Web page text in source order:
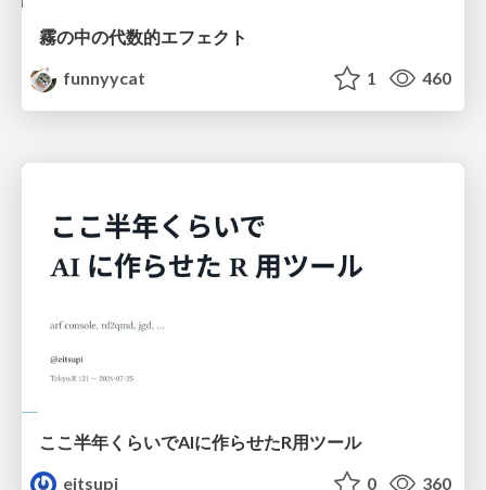
霧の中の代数的エフェクト
funnyycat
1 460
ここ半年くらいでAIに作らせたR用ツール
eitsupi
0 360